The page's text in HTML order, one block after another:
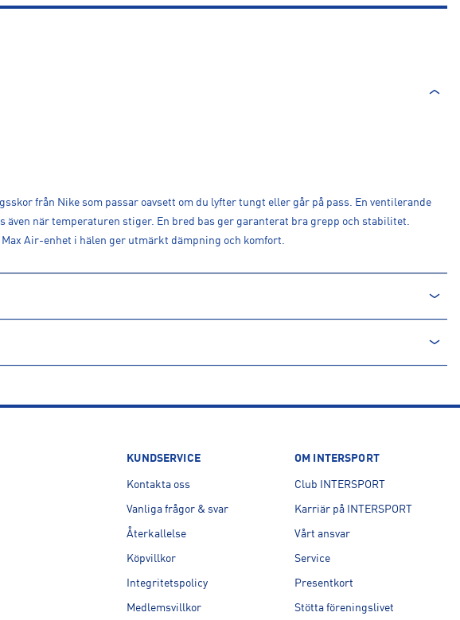
från Nike som passar oavsett om du lyfter tungt eller går på pass. En ventilerande
även när temperaturen stiger. En bred bas ger garanterat bra grepp och stabilitet.
Air-enhet i hälen ger utmärkt dämpning och komfort.
NL
KUNDSERVICE
Kontakta oss
Vanliga frågor & svar
Återkallelse
Köpvillkor
Integritetspolicy
Medlemsvillkor
OM INTERSPORT
Club INTERSPORT
Karriär på INTERSPORT
Vårt ansvar
Service
Presentkort
Stötta föreningslivet